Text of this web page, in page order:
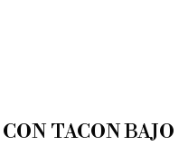
TACON BAJO